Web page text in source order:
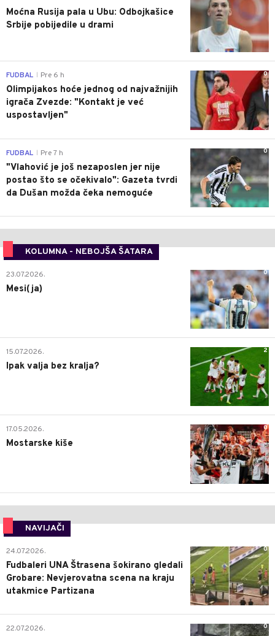
Moćna Rusija pala u Ubu: Odbojkašice
Srbije pobijedile u drami
0
FUDBAL Pre 6 h
Olimpijakos hoće jednog od najvažnijih
igrača Zvezde: "Kontakt je već
uspostavljen"
0
FUDBAL Pre 7 h
"Vlahović je još nezaposlen jer nije
postao što se očekivalo": Gazeta tvrdi
da Dušan možda čeka nemoguće
KOLUMNA - NEBOJŠA ŠATARA
0
23.07.2026.
Mesi(ja)
2
15.07.2026.
Ipak valja bez kralja?
0
17.05.2026.
Mostarske kiše
NAVIJAČI
0
24.07.2026.
Fudbaleri UNA Štrasena šokirano gledali
Grobare: Nevjerovatna scena na kraju
utakmice Partizana
0
22.07.2026.